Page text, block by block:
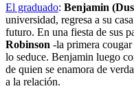
El graduado: Benjamin
universidad, regresa a su
futuro. En una fiesta de sus
Robinson -la primera
lo seduce. Benjamin luego
de quien se enamora de
a la relación.